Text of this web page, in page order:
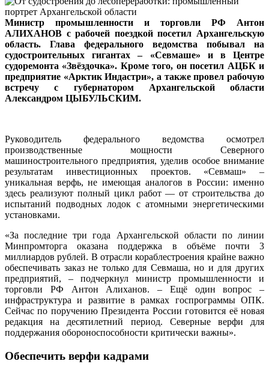
Министр промышленности и торговли РФ Антон
АЛИХАНОВ с рабочей поездкой посетил Архангельскую
область. Глава федерального ведомства побывал на
судостроительных гигантах – «Севмаше» и в Центре
судоремонта «Звёздочка». Кроме того, он посетил АЦБК и
предприятие «Арктик Индастри», а также провел рабочую
встречу с губернатором Архангельской области
Александром ЦЫБУЛЬСКИМ.
Руководитель федерального ведомства осмотрел
производственные мощности Северного
машиностроительного предприятия, уделив особое внимание
результатам инвестиционных проектов. «Севмаш» –
уникальная верфь, не имеющая аналогов в России: именно
здесь реализуют полный цикл работ — от строительства до
испытаний подводных лодок с атомными энергетическими
установками.
«За последние три года Архангельской области по линии
Минпромторга оказана поддержка в объёме почти 3
миллиардов рублей. В отрасли кораблестроения крайне важно
обеспечивать заказ не только для Севмаша, но и для других
предприятий, – подчеркнул министр промышленности и
торговли РФ Антон Алиханов. – Ещё один вопрос –
инфраструктура и развитие в рамках госпрограммы ОПК.
Сейчас по поручению Президента России готовится её новая
редакция на десятилетний период. Северные верфи для
поддержания обороноспособности критически важны».
Обеспечить верфи кадрами